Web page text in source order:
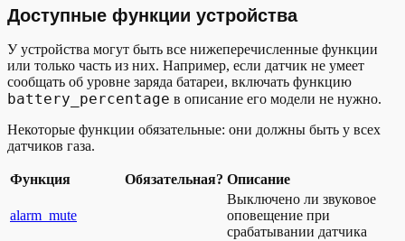
Доступные функции устройства
У устройства могут быть все нижеперечисленные функции
или только часть из них. Например, если датчик не умеет
сообщать об уровне заряда батареи, включать функцию
battery_percentage в описание его модели не нужно.
Некоторые функции обязательные: они должны быть у всех
датчиков газа.
Функция Обязательная? Описание
alarm_mute
Выключено ли звуковое
оповещение при
срабатывании датчика